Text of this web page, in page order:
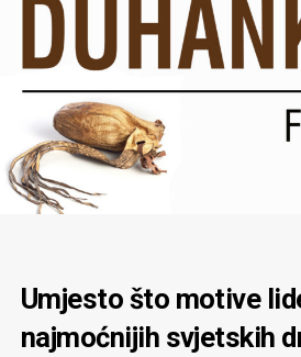
Umjesto što motive
najmoćnijih svjetskih